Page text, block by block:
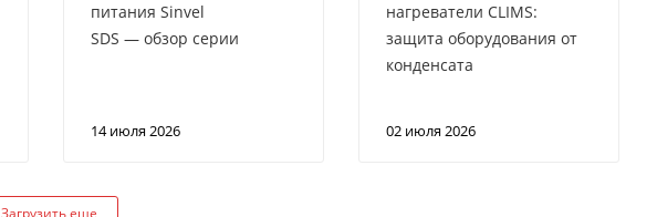
14 июля 2026
питания Sinvel
SDS — обзор серии
02 июля 2026
нагреватели CLIMS:
защита оборудования от
конденсата